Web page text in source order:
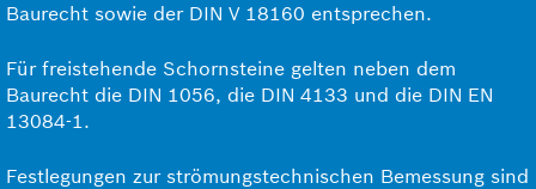
Baurecht sowie der DIN V 18160 entsprechen.
Für freistehende Schornsteine gelten neben dem
Baurecht die DIN 1056, die DIN 4133 und die DIN EN
13084-1.
Festlegungen zur strömungstechnischen Bemessung sind